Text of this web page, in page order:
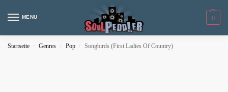
MENU 0
Startseite / Genres / Pop / Songbirds (First Ladies Of Country)